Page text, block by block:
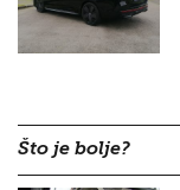
Što je bolje?